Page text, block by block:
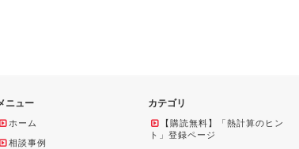
ニュー
ホーム
相談事例
カテゴリ
【購読無料】「熱計算のヒン
ト」登録ページ